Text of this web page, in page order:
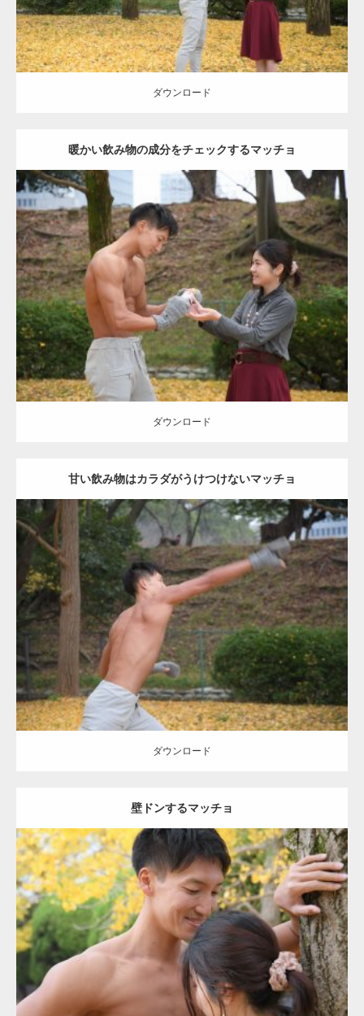
ダウンロード
暖かい飲み物の成分をチェックするマッチョ
Update:2021.07.8
Category:公園のマッチョ その他 AKIHITO(細マッチョ) 上腕三頭筋
肩
ダウンロード
ダウンロード
甘い飲み物はカラダがうけつけないマッチョ
Update:2021.07.8
Category: 公園のマッチョ その他 AKIHITO(細マッチョ) 背中
ダウンロード
ダウンロード
壁ドンするマッチョ
Update: 2021.07.8
Category:公園のマッチョ その他 AKIHITO(細マッチョ) 大胸筋 肩 腹
筋